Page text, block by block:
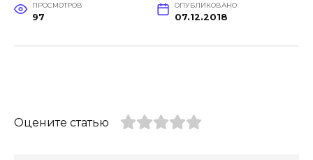
ПРОСМОТРОВ
97
ОПУБЛИКОВАНО
07.12.2018
Оцените статью